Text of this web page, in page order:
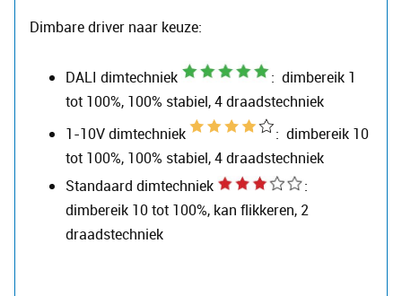
Dimbare driver naar keuze:
DALI dimtechniek
: dimbereik 1
tot 100%, 100% stabiel, 4 draadstechniek
1-10V dimtechniek
: dimbereik 10
tot 100%, 100% stabiel, 4 draadstechniek
Standaard dimtechniek
:
dimbereik 10 tot 100%, kan flikkeren, 2
draadstechniek